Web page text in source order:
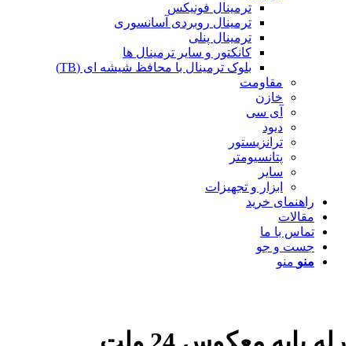
ترمینال فونیکس
ترمینال روبردی آسانسوری
ترمینال پنلی
کانکتور و سایر ترمینال ها
بلوک ترمینال با محافظ شیشه ای (TB)
مقاومت
خازن
آی سی
دیود
ترانزیستور
پتانسیومتر
سایر
ابزار و تجهیزات
راهنمای خرید
مقالات
تماس با ما
جست و جو
منو منو